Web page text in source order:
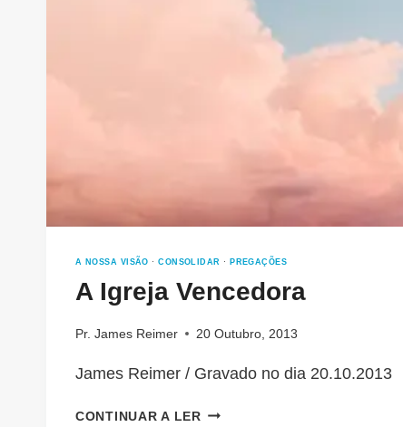
A NOSSA VISÃO ·CONSOLIDAR · PREGAÇÕES
A Igreja Vencedora
Pr. James Reimer 20 Outubro, 2013
James Reimer / Gravado no dia 20.10.2013
CONTINUAR A LERA